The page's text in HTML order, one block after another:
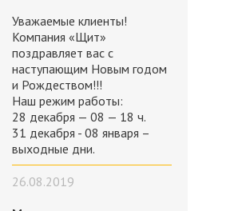
Уважаемые клиенты!
Компания «Щит»
поздравляет вас с
наступающим Новым годом
и Рождеством!!!
Наш режим работы:
28 декабря — 08 — 18 ч.
31 декабря - 08 января –
выходные дни.
26.08.2019